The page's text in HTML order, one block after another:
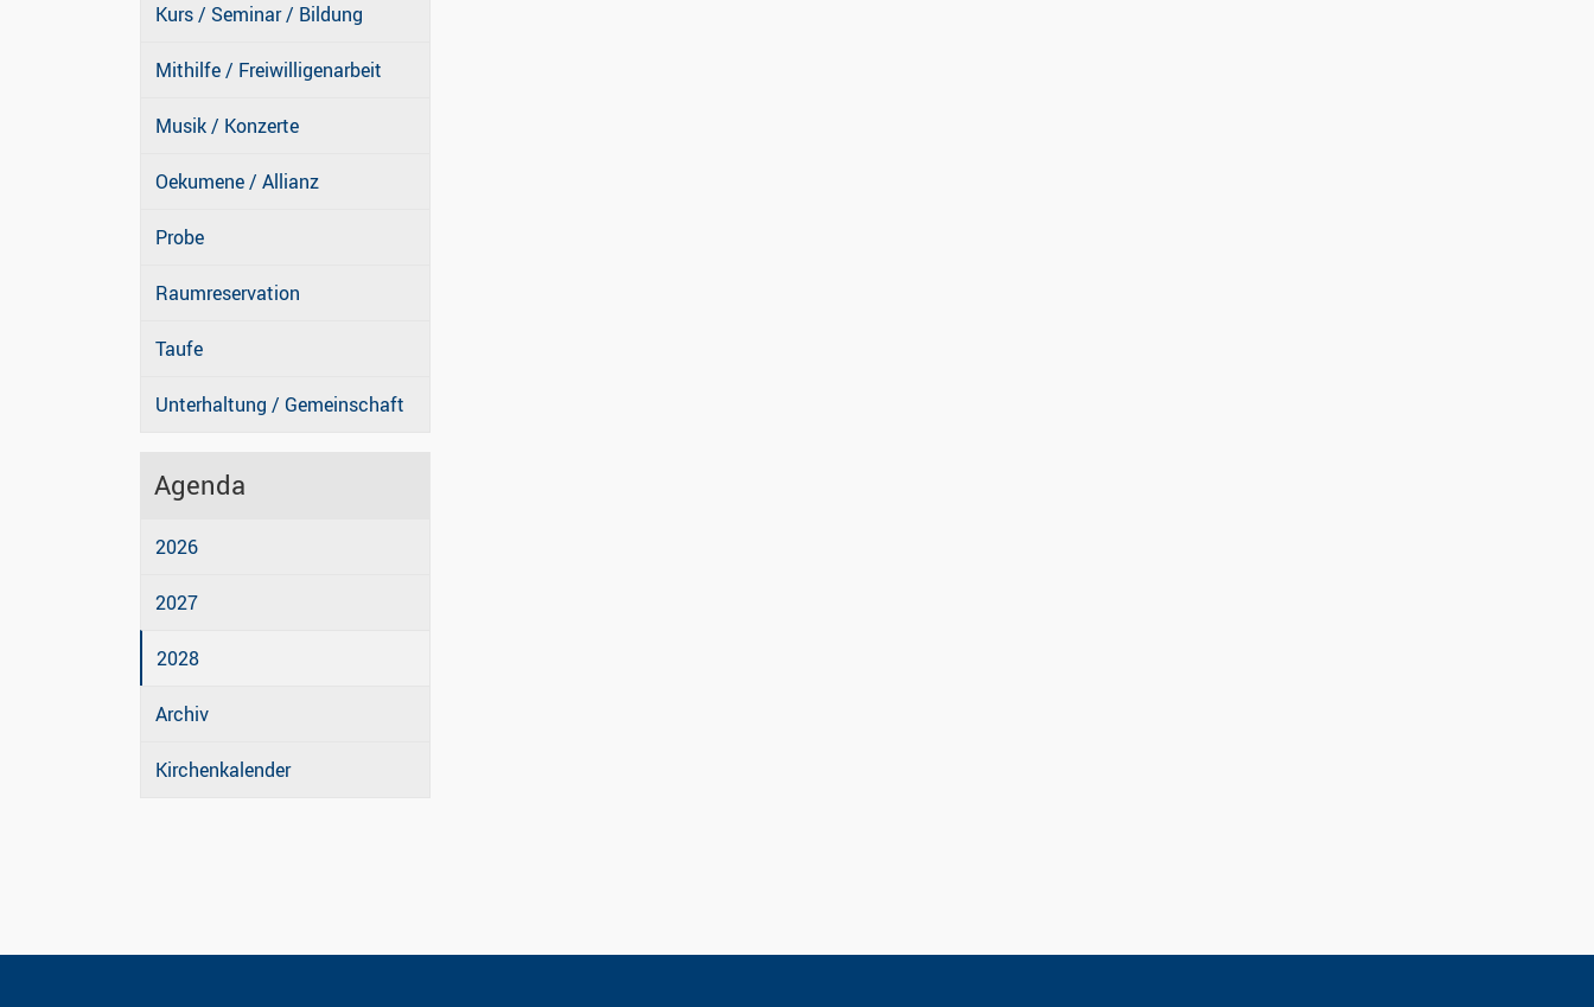
Kurs / Seminar / Bildung
Mithilfe / Freiwilligenarbeit
Musik / Konzerte
Oekumene / Allianz
Probe
Raumreservation
Taufe
Unterhaltung / Gemeinschaft
Agenda
2026
2027
2028
Archiv
Kirchenkalender